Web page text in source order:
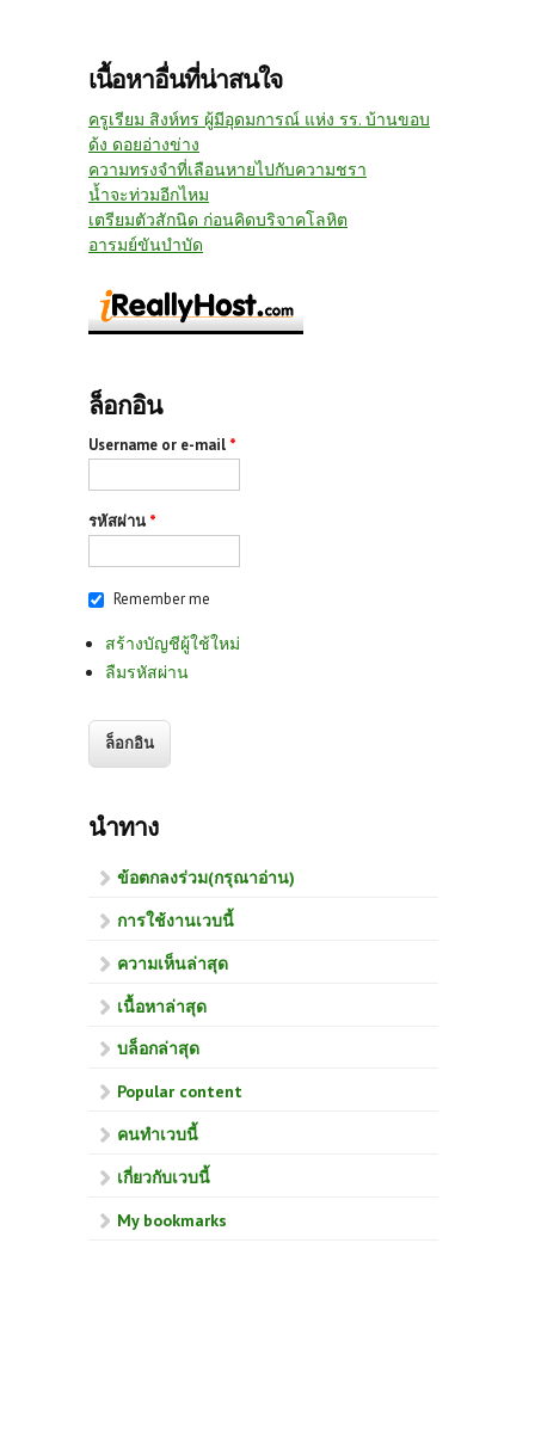
เนื้อหาอื่นที่น่าสนใจ
ครูเรียม สิงห์ทร ผู้มีอุดมการณ์ แห่ง รร. บ้านขอบ
ด้ง ดอยอ่างข่าง
ความทรงจำที่เลือนหายไปกับความชรา
น้ำจะท่วมอีกไหม
เตรียมตัวสักนิด ก่อนคิดบริจาคโลหิต
อารมย์ขันบำบัด
ล็อกอิน
Username or e-mail *
รหัสผ่าน *
Remember me
สร้างบัญชีผู้ใช้ใหม่
ลืมรหัสผ่าน
นำทาง
ข้อตกลงร่วม(กรุณาอ่าน)
การใช้งานเวบนี้
ความเห็นล่าสุด
เนื้อหาล่าสุด
บล็อกล่าสุด
Popular content
คนทำเวบนี้
เกี่ยวกับเวบนี้
My bookmarks